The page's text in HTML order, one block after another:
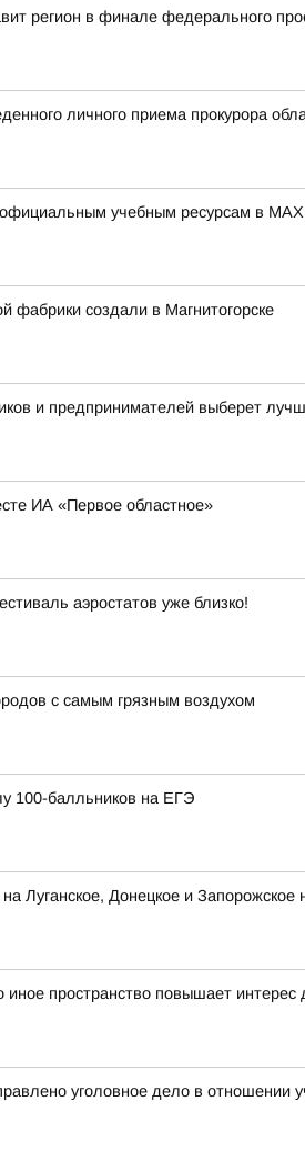
регион в финале федерального
личного приема прокурора
официальным учебным ресурсам в MAX
фабрики создали в Магнитогорске
и предпринимателей выберет
ИА «Первое областное»
аэростатов уже близко!
с самым грязным воздухом
100-балльников на ЕГЭ
Луганское, Донецкое и Запорожское
пространство повышает интерес
уголовное дело в